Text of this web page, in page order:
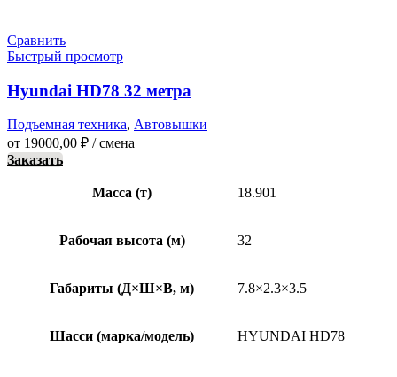
Сравнить
Быстрый просмотр
Hyundai HD78 32 метра
Подъемная техника, Автовышки
от 19000,00 ₽ / смена
Заказать
Масса (т) 18.901
Рабочая высота (м) 32
Габариты (Д×Ш×В, м) 7.8×2.3×3.5
Шасси (марка/модель) HYUNDAI HD78